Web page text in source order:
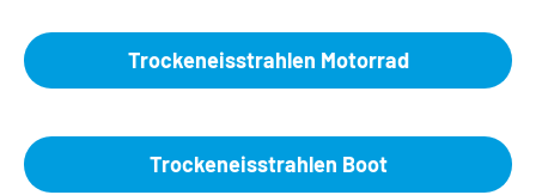
Trockeneisstrahlen Motorrad
Trockeneisstrahlen Boot